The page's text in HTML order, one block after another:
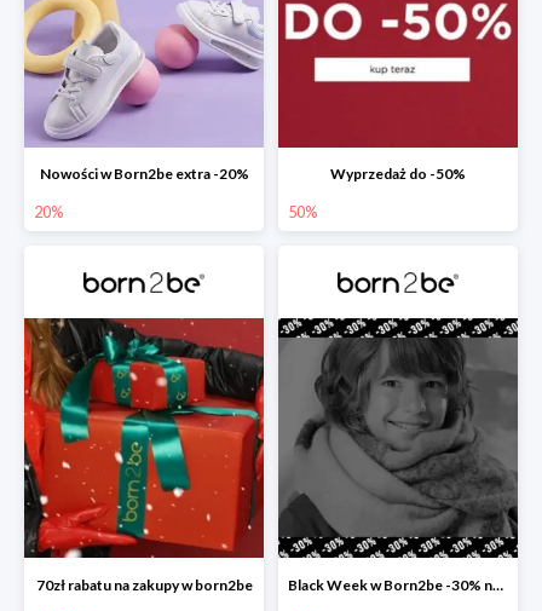
Nowości w Born2be extra -20%
20%
Wyprzedaż do -50%
50%
70zł rabatu na zakupy w born2be Black Week w Born2be -30% na wszystko